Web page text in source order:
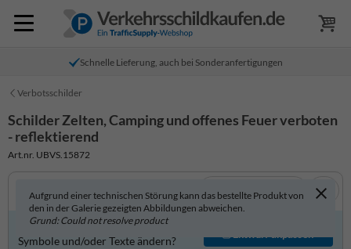
Schnelle Lieferung, auch bei Sonderanfertigungen
Verbotsschilder
Schilder Zelten, Camping und offenes Feuer verboten
- reflektierend
Art.nr. UBVS.15872
Aufgrund einer technischen Störung kann das bestellte Produkt von
den in der Galerie gezeigten Abbildungen abweichen.
Grund: Could not resolve product
In 3D anzeigen
Produkt individuell gestalten?
Symbole und/oder Texte ändern?
Entwurf anpassen